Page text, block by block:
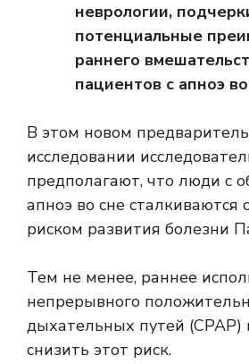
неврологии,
потенциальные
раннего
пациентов с апноэ
В этом новом
исследовании
предполагают, что люди с
апноэ во сне сталкиваются
риском развития болезни
Тем не менее, раннее
непрерывного
дыхательных путей
снизить этот риск.